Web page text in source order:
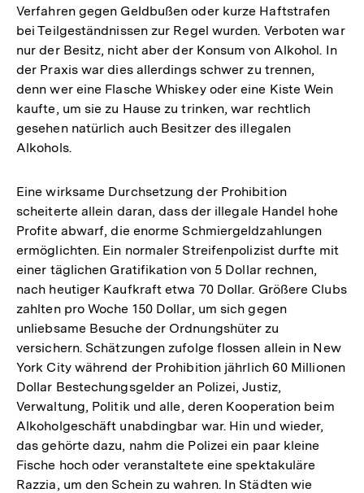
Verfahren gegen Geldbußen oder kurze Haftstrafen
bei Teilgeständnissen zur Regel wurden. Verboten war
nur der Besitz, nicht aber der Konsum von Alkohol. In
der Praxis war dies allerdings schwer zu trennen,
denn wer eine Flasche Whiskey oder eine Kiste Wein
kaufte, um sie zu Hause zu trinken, war rechtlich
gesehen natürlich auch Besitzer des illegalen
Alkohols.
Eine wirksame Durchsetzung der Prohibition
scheiterte allein daran, dass der illegale Handel hohe
Profite abwarf, die enorme Schmiergeldzahlungen
ermöglichten. Ein normaler Streifenpolizist durfte mit
einer täglichen Gratifikation von 5 Dollar rechnen,
nach heutiger Kaufkraft etwa 70 Dollar. Größere Clubs
zahlten pro Woche 150 Dollar, um sich gegen
unliebsame Besuche der Ordnungshüter zu
versichern. Schätzungen zufolge flossen allein in New
York City während der Prohibition jährlich 60 Millionen
Dollar Bestechungsgelder an Polizei, Justiz,
Verwaltung, Politik und alle, deren Kooperation beim
Alkoholgeschäft unabdingbar war. Hin und wieder,
das gehörte dazu, nahm die Polizei ein paar kleine
Fische hoch oder veranstaltete eine spektakuläre
Razzia, um den Schein zu wahren. In Städten wie